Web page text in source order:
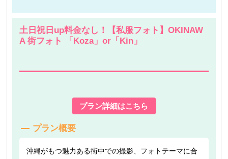
土日祝日up料金なし！【私服フォト】OKINAW
A 街フォト 「Koza」or「Kin」
プラン詳細はこちら
プラン概要
沖縄がもつ魅力ある街中での撮影、フォトテーマに合